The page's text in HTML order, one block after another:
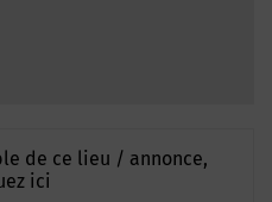
de ce lieu / annonce,
ici